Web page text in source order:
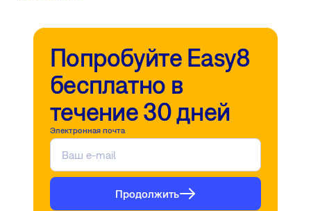
Попробуйте Easy8
бесплатно в
течение 30 дней
Электронная почта
Продолжить